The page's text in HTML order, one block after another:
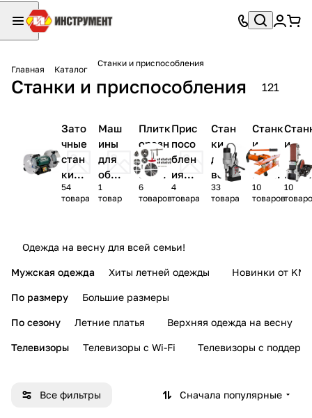
Главная Каталог
Станки и приспособления
Станки и приспособления 121
Зато
чные
стан
ки
(точи
ла)
54
товара
Маш
ины
для
обр
або
тки
1
товар
Плитк
орезн
ые
станк
и
6
товаров
Прис
посо
блен
ия
для
стан
4
товара
Стан
ки
дере
вооб
раба
тыва
33
товара
Станк
и
сверл
ильны
е
10
товаров
и
ные
10
Одежда на весну для всей семьи!
Мужская одежда Хиты летней одежды Новинки от KMI
По размеру Большие размеры
По сезону Летние платья Верхняя одежда на весну
Телевизоры Телевизоры с Wi-Fi Телевизоры с
Все фильтры Сначала популярные